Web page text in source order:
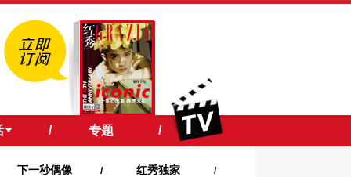
/ 专题 /
下一秒偶像 / 红秀独家 /